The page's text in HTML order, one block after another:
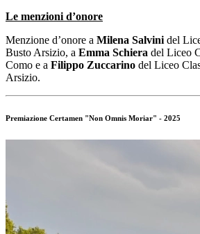
Le menzioni d’onore
Menzione d’onore a Milena Salvini del
Busto Arsizio, a Emma Schiera del Liceo
Como e a Filippo Zuccarino del Liceo
Arsizio.
Premiazione Certamen "Non Omnis Moriar" - 2025